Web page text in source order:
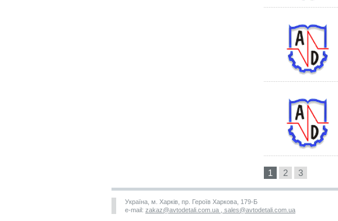
1 2 3
Україна, м. Харків, пр. Героїв Харкова, 179-Б
e-mail: zakaz@avtodetali.com.ua , sales@avtodetali.com.ua